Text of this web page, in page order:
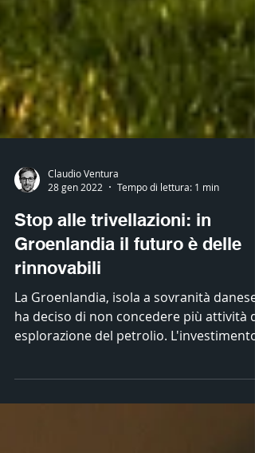
28 gen 2022
Tempo di lettura: 1 min
Stop alle trivellazioni: in
Groenlandia il futuro è delle
rinnovabili
La Groenlandia, isola a sovranità danese,
ha deciso di non concedere più attività di
in favore...